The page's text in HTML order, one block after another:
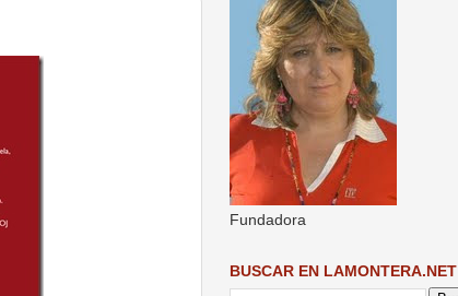
Fundadora
BUSCAR EN LAMONTERA.NET